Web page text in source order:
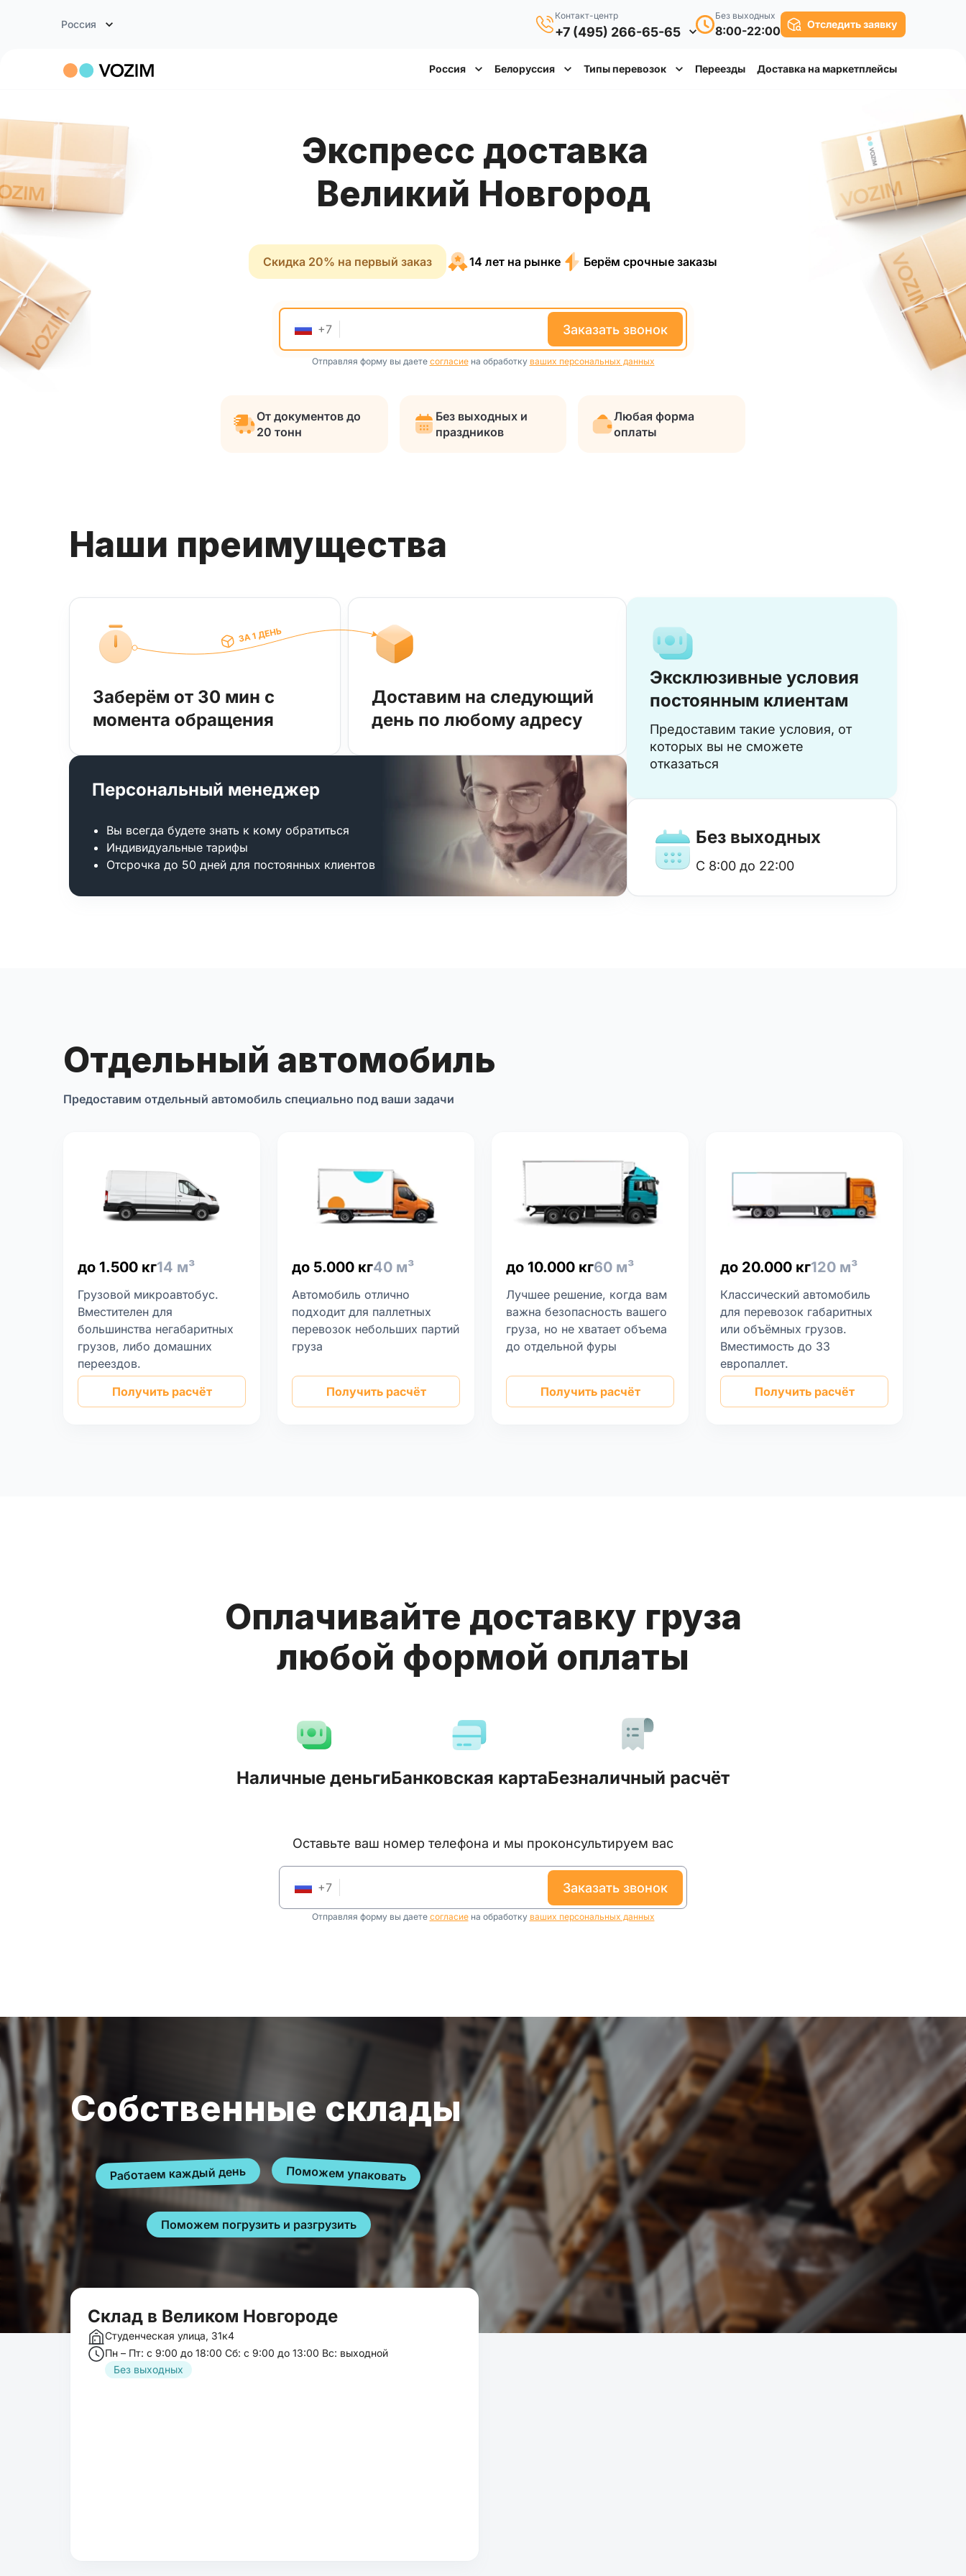
Россия
Контакт-центр
+7 (495) 266-65-65
Без выходных
8:00-22:00 Отследить заявку
Россия Белоруссия Типы перевозок Переезды Доставка на маркетплейсы
Экспресс доставка
Великий Новгород
Скидка 20% на первый заказ 14 лет на рынке Берём срочные заказы
+7 заказать звонок
Отправляя форму вы даете согласиена обработку ваших персональных данных
От документов до
20 тонн
Без выходных и
праздников
Любая форма
оплаты
Наши преимущества
Заберём от 30 мин с
момента обращения
Доставим на следующий
день по любому адресу
Персональный менеджер
Вы всегда будете знать к кому обратиться
Индивидуальные тарифы
Отсрочка до 50 дней для постоянных клиентов
Эксклюзивные условия
постоянным клиентам
Предоставим такие условия, от
которых вы не сможете
отказаться
Без выходных
с 8:00 до 22:00
Отдельный автомобиль
Предоставим отдельный автомобиль специально под ваши задачи
до 1.500 кг14 м³
Грузовой микроавтобус.
Вместителен для
большинства негабаритных
грузов, либо домашних
переездов.
Получить расчёт
до 5.000 кг40 м³
Автомобиль отлично
подходит для паллетных
перевозок небольших партий
груза
Получить расчёт
до 10.000 кг60 м³
Лучшее решение, когда вам
важна безопасность вашего
груза, но не хватает объема
до отдельной фуры
Получить расчёт
до 20.000 кг120 м³
Классический автомобиль
для перевозок габаритных
или объёмных грузов.
Вместимость до 33
европаллет.
Получить расчёт
Оплачивайте доставку груза
любой формой оплаты
Наличные деньгиБанковская картаБезналичный расчёт
Оставьте ваш номер телефона и мы проконсультируем вас
+7 заказать звонок
Отправляя форму вы даете согласиена обработку ваших персональных данных
Собственные склады
Работаем каждый день Поможем упаковать
Поможем погрузить и разгрузить
Склад в Великом Новгороде
Студенческая улица, 31к4
Пн – Пт: c 9:00 до 18:00 Сб: с 9:00 до 13:00 Вс: выходной
Без выходных